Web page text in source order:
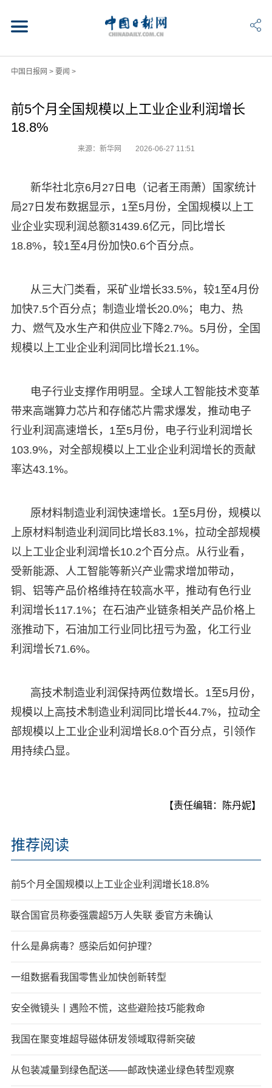
中国日报网 > 要闻 >
前5个月全国规模以上工业企业利润增长
18.8%
来源：新华网 2026-06-27 11:51
新华社北京6月27日电（记者王雨萧）国家统计
局27日发布数据显示，1至5月份，全国规模以上工
业企业实现利润总额31439.6亿元，同比增长
18.8%，较1至4月份加快0.6个百分点。
从三大门类看，采矿业增长33.5%，较1至4月份
加快7.5个百分点；制造业增长20.0%；电力、热
力、燃气及水生产和供应业下降2.7%。5月份，全国
规模以上工业企业利润同比增长21.1%。
电子行业支撑作用明显。全球人工智能技术变革
带来高端算力芯片和存储芯片需求爆发，推动电子
行业利润高速增长，1至5月份，电子行业利润增长
103.9%，对全部规模以上工业企业利润增长的贡献
率达43.1%。
原材料制造业利润快速增长。1至5月份，规模以
上原材料制造业利润同比增长83.1%，拉动全部规模
以上工业企业利润增长10.2个百分点。从行业看，
受新能源、人工智能等新兴产业需求增加带动，
铜、铝等产品价格维持在较高水平，推动有色行业
利润增长117.1%；在石油产业链条相关产品价格上
涨推动下，石油加工行业同比扭亏为盈，化工行业
利润增长71.6%。
高技术制造业利润保持两位数增长。1至5月份，
规模以上高技术制造业利润同比增长44.7%，拉动全
部规模以上工业企业利润增长8.0个百分点，引领作
用持续凸显。
【责任编辑：陈丹妮】
推荐阅读
前5个月全国规模以上工业企业利润增长18.8%
联合国官员称委强震超5万人失联 委官方未确认
什么是鼻病毒？感染后如何护理？
一组数据看我国零售业加快创新转型
安全微镜头丨遇险不慌，这些避险技巧能救命
我国在聚变堆超导磁体研发领域取得新突破
从包装减量到绿色配送——邮政快递业绿色转型观察